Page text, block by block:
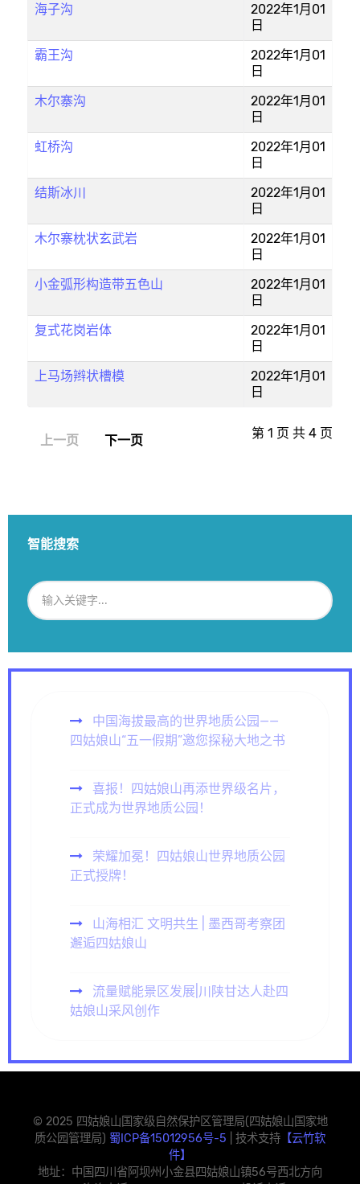
海子沟
2022年1月01
日
霸王沟
2022年1月01
日
木尔寨沟
2022年1月01
日
虹桥沟
2022年1月01
日
结斯冰川
2022年1月01
日
木尔寨枕状玄武岩
2022年1月01
日
小金弧形构造带五色山
2022年1月01
日
复式花岗岩体
2022年1月01
日
上马场辫状槽模
2022年1月01
日
第 1 页 共 4 页
上一页 下一页
智能搜索
中国海拔最高的世界地质公园——
四姑娘山“五一假期”邀您探秘大地之书
喜报！四姑娘山再添世界级名片，
正式成为世界地质公园！
荣耀加冕！四姑娘山世界地质公园
正式授牌！
山海相汇 文明共生 | 墨西哥考察团
邂逅四姑娘山
流量赋能景区发展|川陕甘达人赴四
姑娘山采风创作
© 2025 四姑娘山国家级自然保护区管理局(四姑娘山国家地
质公园管理局) 蜀ICP备15012956号-5 | 技术支持 【云竹软
件】
地址：中国四川省阿坝州小金县四姑娘山镇56号西北方向